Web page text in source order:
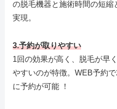
の脱毛機器と施術時間の短縮
実現。
3.予約が取りやすい
1回の効果が高く、脱毛が早
やすいのが特徴。WEB予約
に予約が可能 ！